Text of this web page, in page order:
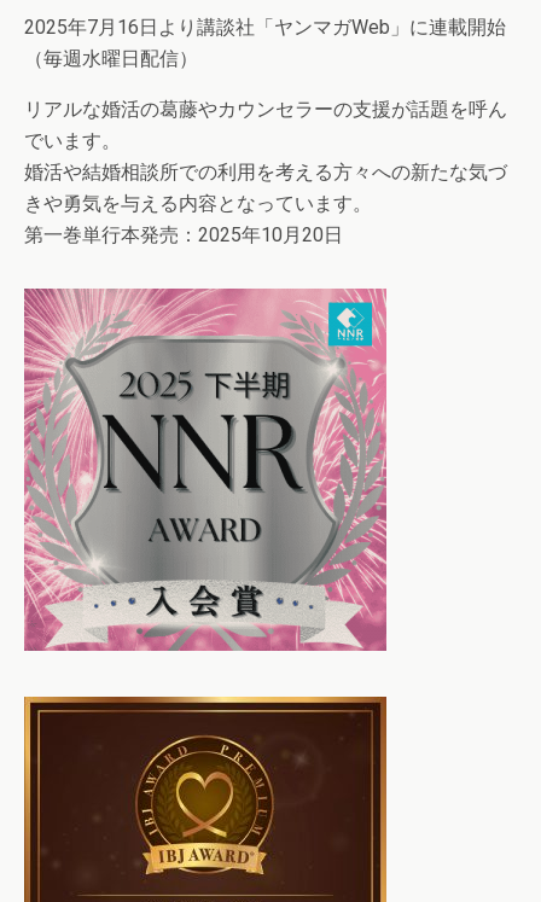
2025年7月16日より講談社「ヤンマガWeb」に連載開始
（毎週水曜日配信）
リアルな婚活の葛藤やカウンセラーの支援が話題を呼ん
でいます。
婚活や結婚相談所での利用を考える方々への新たな気づ
きや勇気を与える内容となっています。
第一巻単行本発売：2025年10月20日